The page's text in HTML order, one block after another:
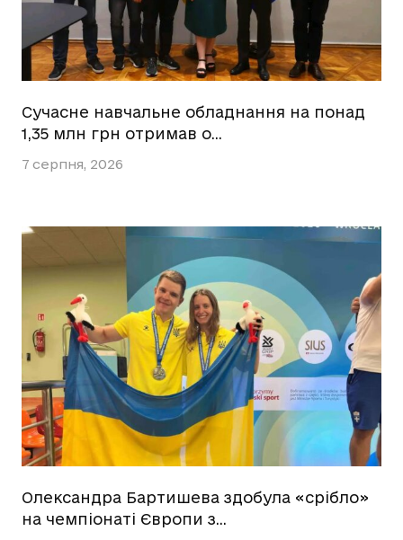
Сучасне навчальне обладнання на понад
1,35 млн грн отримав о…
7 серпня, 2026
Олександра Бартишева здобула «срібло»
на чемпіонаті Європи з…